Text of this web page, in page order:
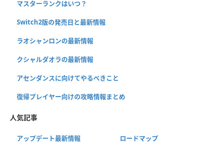
マスターランクはいつ？
Switch2版の発売日と最新情報
ラオシャンロンの最新情報
クシャルダオラの最新情報
アセンダンスに向けてやるべきこと
復帰プレイヤー向けの攻略情報まとめ
人気記事
アップデート最新情報 ロードマップ